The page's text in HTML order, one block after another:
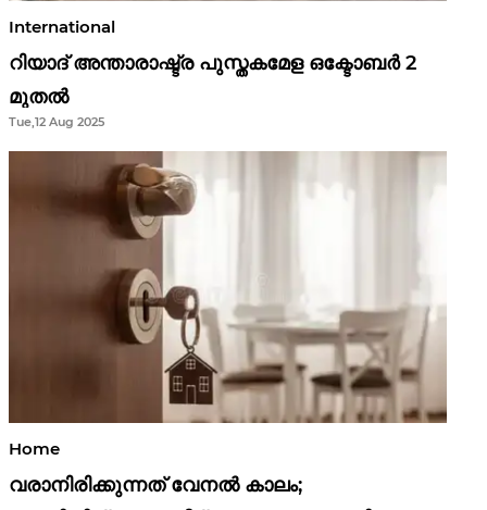
International
റിയാദ് അന്താരാഷ്ട്ര പുസ്തകമേള ഒക്ടോബർ 2
മുതൽ
Tue,12 Aug 2025
Home
വരാനിരിക്കുന്നത് വേനൽ കാലം;